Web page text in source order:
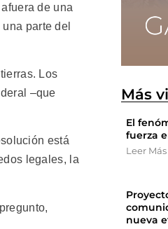
de una
parte del
Los
–que
está
legales, la
Más
El
fuerza
Leer Más
nueva